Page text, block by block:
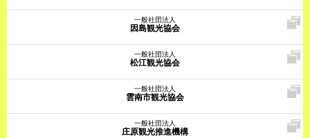
一般社団法人
因島観光協会
一般社団法人
松江観光協会
一般社団法人
雲南市観光協会
一般社団法人
庄原観光推進機構